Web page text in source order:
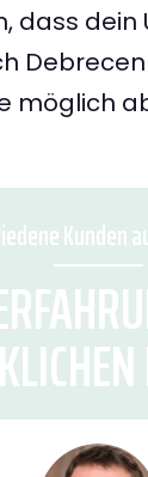
dass dein
möglich
Kunden